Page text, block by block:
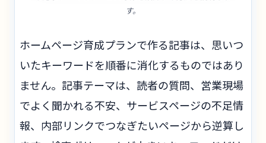
す。
ホームページ育成プランで作る記事は、思いつ
いたキーワードを順番に消化するものではあり
ません。記事テーマは、読者の質問、営業現場
でよく聞かれる不安、サービスページの不足情
報、内部リンクでつなぎたいページから逆算し